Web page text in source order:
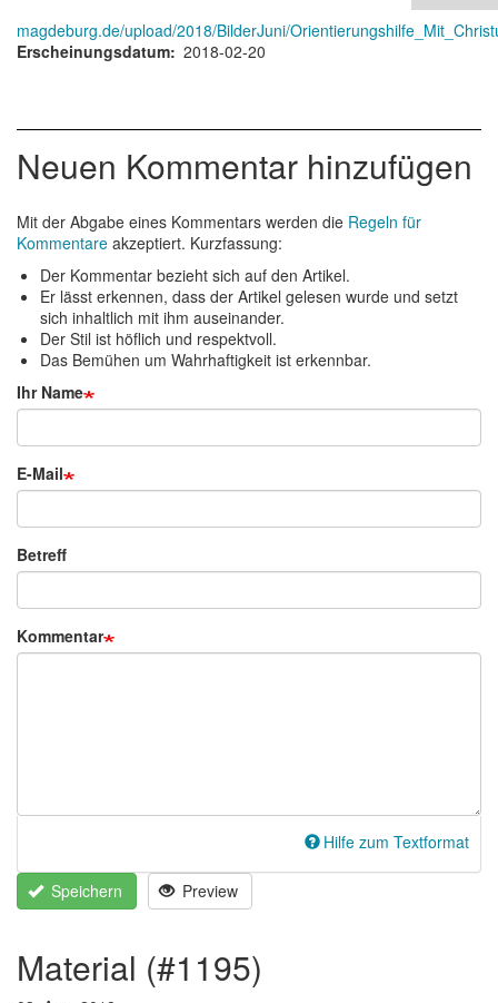
magdeburg.de/upload/2018/BilderJuni/
Erscheinungsdatum 2018-02-20
Neuen Kommentar hinzufügen
Mit der Abgabe eines Kommentars werden die Regeln für
Kommentare akzeptiert. Kurzfassung:
Der Kommentar bezieht sich auf den Artikel.
Er lässt erkennen, dass der Artikel gelesen wurde und setzt
sich inhaltlich mit ihm auseinander.
Der Stil ist höflich und respektvoll.
Das Bemühen um Wahrhaftigkeit ist erkennbar.
Ihr Name
E-Mail
Betreff
Kommentar
Hilfe zum Textformat
Speichern Preview
material (#1195)